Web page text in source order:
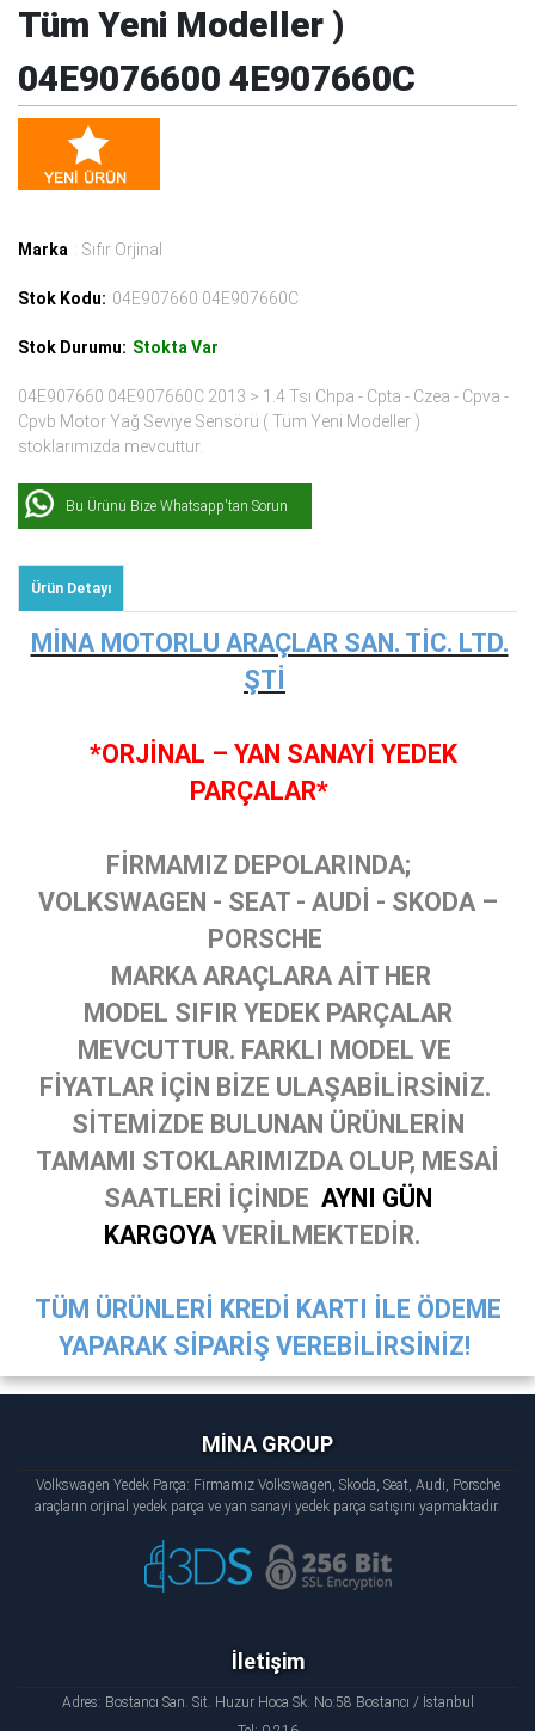
Tüm Yeni Modeller )
04E9076600 4E907660C
Marka : Sıfır Orjinal
Stok Kodu: 04E907660 04E907660C
Stok Durumu: Stokta Var
04E907660 04E907660C 2013 > 1.4 Tsı Chpa - Cpta - Czea - Cpva -
Cpvb Motor Yağ Seviye Sensörü ( Tüm Yeni Modeller )
stoklarımızda mevcuttur.
Bu Ürünü Bize Whatsapp'tan Sorun
Ürün Detayı
MİNA MOTORLU ARAÇLAR SAN. TİC. LTD.
ŞTİ
*ORJİNAL – YAN SANAYİ YEDEK
PARÇALAR*
FİRMAMIZ DEPOLARINDA;
VOLKSWAGEN - SEAT - AUDİ - SKODA –
PORSCHE
MARKA ARAÇLARA AİT HER
MODEL SIFIR YEDEK PARÇALAR
MEVCUTTUR. FARKLI MODEL VE
FİYATLAR İÇİN BİZE ULAŞABİLİRSİNİZ.
SİTEMİZDE BULUNAN ÜRÜNLERİN
TAMAMI STOKLARIMIZDA OLUP, MESAİ
SAATLERİ İÇİNDE AYNI GÜN
KARGOYA VERİLMEKTEDİR.
TÜM ÜRÜNLERİ KREDİ KARTI İLE ÖDEME
YAPARAK SİPARİŞ VEREBİLİRSİNİZ!
MİNA GROUP
Volkswagen Yedek Parça: Firmamız Volkswagen, Skoda, Seat, Audi, Porsche
araçların orjinal yedek parça ve yan sanayi yedek parça satışını yapmaktadır.
İletişim
Adres: Bostancı San. Sit. Huzur Hoca Sk. No:58 Bostancı / İstanbul